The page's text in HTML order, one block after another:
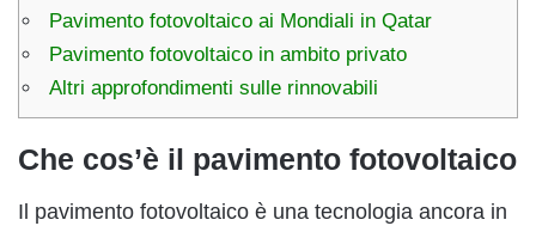
Pavimento fotovoltaico ai Mondiali in Qatar
Pavimento fotovoltaico in ambito privato
Altri approfondimenti sulle rinnovabili
Che cos’è il pavimento fotovoltaico
Il pavimento fotovoltaico è una tecnologia ancora in